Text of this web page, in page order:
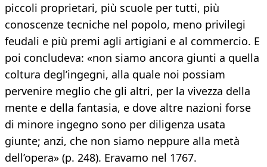
piccoli proprietari, più scuole per tutti, più
conoscenze tecniche nel popolo, meno privilegi
feudali e più premi agli artigiani e al commercio. E
poi concludeva: «non siamo ancora giunti a quella
coltura degl’ingegni, alla quale noi possiam
pervenire meglio che gli altri, per la vivezza della
mente e della fantasia, e dove altre nazioni forse
di minore ingegno sono per diligenza usata
giunte; anzi, che non siamo neppure alla metà
dell’opera» (p. 248). Eravamo nel 1767.